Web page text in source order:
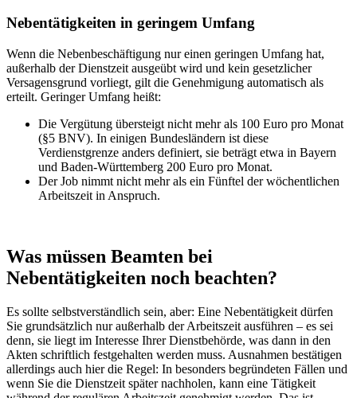
Nebentätigkeiten in geringem Umfang
Wenn die Nebenbeschäftigung nur einen geringen Umfang hat,
außerhalb der Dienstzeit ausgeübt wird und kein gesetzlicher
Versagensgrund vorliegt, gilt die Genehmigung automatisch als
erteilt. Geringer Umfang heißt:
Die Vergütung übersteigt nicht mehr als 100 Euro pro Monat
(§5 BNV). In einigen Bundesländern ist diese
Verdienstgrenze anders definiert, sie beträgt etwa in Bayern
und Baden-Württemberg 200 Euro pro Monat.
Der Job nimmt nicht mehr als ein Fünftel der wöchentlichen
Arbeitszeit in Anspruch.
Was müssen Beamten bei
Nebentätigkeiten noch beachten?
Es sollte selbstverständlich sein, aber: Eine Nebentätigkeit dürfen
Sie grundsätzlich nur außerhalb der Arbeitszeit ausführen – es sei
denn, sie liegt im Interesse Ihrer Dienstbehörde, was dann in den
Akten schriftlich festgehalten werden muss. Ausnahmen bestätigen
allerdings auch hier die Regel: In besonders begründeten Fällen und
wenn Sie die Dienstzeit später nachholen, kann eine Tätigkeit